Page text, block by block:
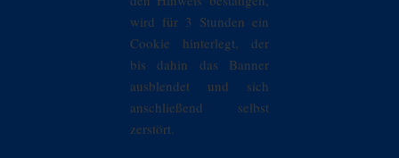
wird für 3 Stunden ein
Cookie hinterlegt, der
bis dahin das Banner
ausblendet und sich
anschließend selbst
zerstört.